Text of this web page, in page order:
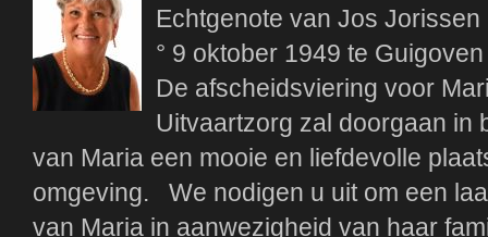
Echtgenote van Jos Jorissen
° 9 oktober 1949 te
De afscheidsviering voor
Uitvaartzorg zal doorgaan in
van Maria een mooie en liefdevolle
omgeving. We nodigen u uit om een
van Maria in aanwezigheid van haar